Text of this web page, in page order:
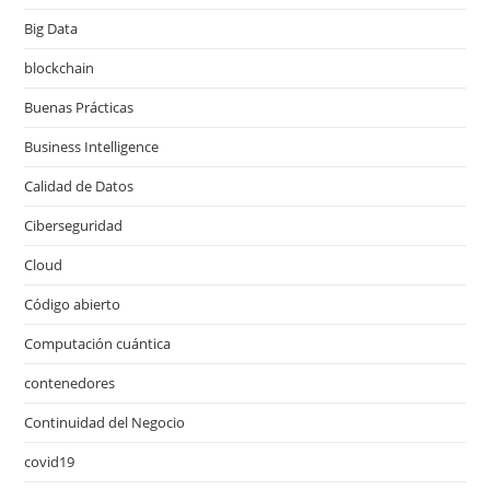
Big Data
blockchain
Buenas Prácticas
Business Intelligence
Calidad de Datos
Ciberseguridad
Cloud
Código abierto
Computación cuántica
contenedores
Continuidad del Negocio
covid19